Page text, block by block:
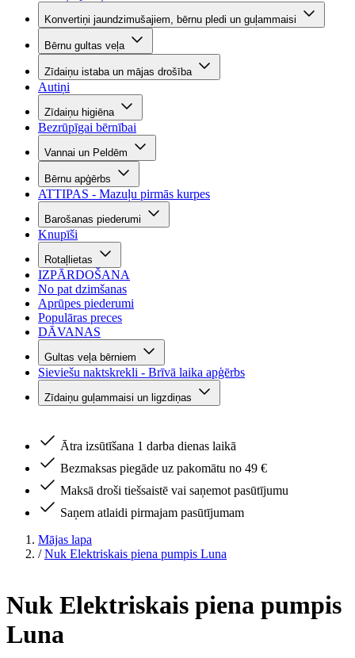
Konvertiņi jaundzimušajiem, bērnu pledi un guļammaisi
Bērnu gultas veļa
Zīdaiņu istaba un mājas drošība
Autiņi
Zīdaiņu higiēna
Bezrūpīgai bērnībai
Vannai un Peldēm
Bērnu apģērbs
ATTIPAS - Mazuļu pirmās kurpes
Barošanas piederumi
Knupīši
Rotaļlietas
IZPĀRDOŠANA
No pat dzimšanas
Aprūpes piederumi
Populāras preces
DĀVANAS
Gultas veļa bērniem
Sieviešu naktskrekli - Brīvā laika apģērbs
Zīdaiņu guļammaisi un ligzdiņas
Ātra izsūtīšana 1 darba dienas laikā
Bezmaksas piegāde uz pakomātu no 49 €
Maksā droši tiešsaistē vai saņemot pasūtījumu
Saņem atlaidi pirmajam pasūtījumam
Mājas lapa
/ Nuk Elektriskais piena pumpis Luna
Nuk Elektriskais piena pumpis
Luna